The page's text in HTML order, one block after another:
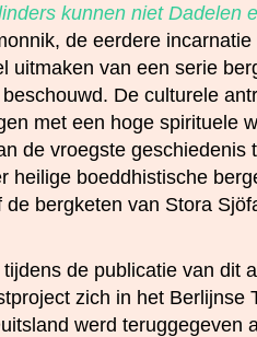
kunnen niet Dadelen
de eerdere
uitmaken van een serie
De culturele
met een hoge spirituele
de vroegste geschiedenis
heilige boeddhistische
de bergketen van Stora
de publicatie van dit
zich in het Berlijnse
werd teruggegeven